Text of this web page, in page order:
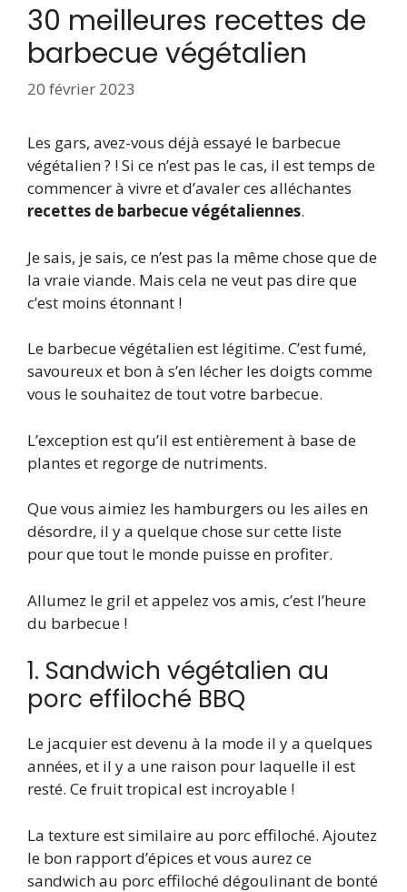
30 meilleures recettes de
barbecue végétalien
20 février 2023
Les gars, avez-vous déjà essayé le barbecue
végétalien ? ! Si ce n’est pas le cas, il est temps de
commencer à vivre et d’avaler ces alléchantes
recettes de barbecue végétaliennes.
Je sais, je sais, ce n’est pas la même chose que de
la vraie viande. Mais cela ne veut pas dire que
c’est moins étonnant !
Le barbecue végétalien est légitime. C’est fumé,
savoureux et bon à s’en lécher les doigts comme
vous le souhaitez de tout votre barbecue.
L’exception est qu’il est entièrement à base de
plantes et regorge de nutriments.
Que vous aimiez les hamburgers ou les ailes en
désordre, il y a quelque chose sur cette liste
pour que tout le monde puisse en profiter.
Allumez le gril et appelez vos amis, c’est l’heure
du barbecue !
1. Sandwich végétalien au
porc effiloché BBQ
Le jacquier est devenu à la mode il y a quelques
années, et il y a une raison pour laquelle il est
resté. Ce fruit tropical est incroyable !
La texture est similaire au porc effiloché. Ajoutez
le bon rapport d’épices et vous aurez ce
sandwich au porc effiloché dégoulinant de bonté